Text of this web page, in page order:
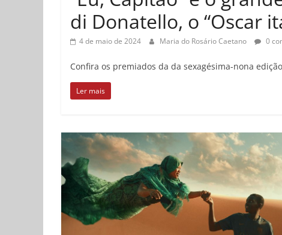
di Donatello, o “Oscar
4 de maio de 2024 Maria do Rosário Caetano 0
Confira os premiados da da sexagésima-nona
Ler mais